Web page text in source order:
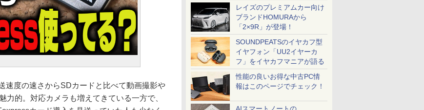
レイズのプレミアムカー向け
ブランドHOMURAから
「2×9R」が登場！
SOUNDPEATSのイヤカフ型
イヤフォン「UU2イヤーカ
フ」をイヤカフマニアが語る
性能の良いお得な中古PC情
報はこのページでチェック！
速度の速さからSDカードと比べて動画撮影や
力的。対応カメラも増えてきている一方で、